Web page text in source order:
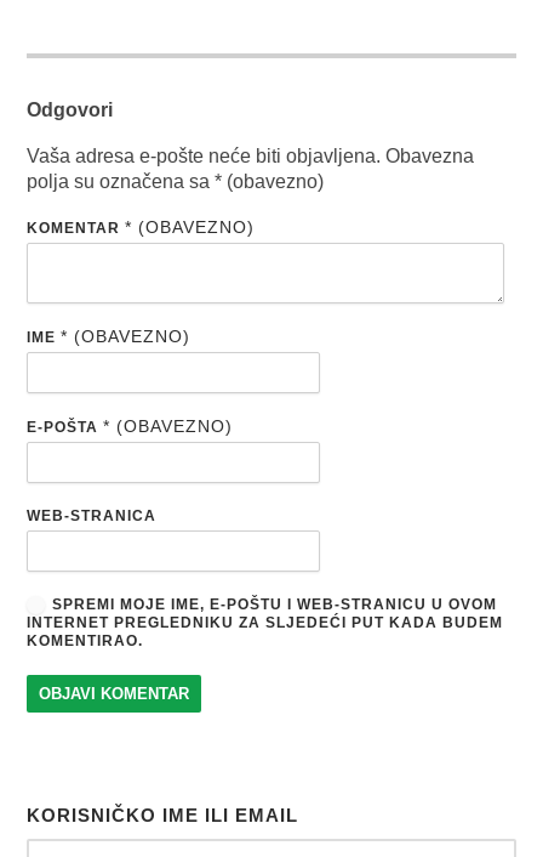
Odgovori
Vaša adresa e-pošte neće biti objavljena. Obavezna
polja su označena sa* (obavezno)
KOMENTAR* (OBAVEZNO)
IME* (OBAVEZNO)
E-POŠTA* (OBAVEZNO)
WEB-STRANICA
SPREMI MOJE IME, E-POŠTU I WEB-STRANICU U OVOM
INTERNET PREGLEDNIKU ZA SLJEDEĆI PUT KADA BUDEM
KOMENTIRAO.
KORISNIČKO IME ILI EMAIL